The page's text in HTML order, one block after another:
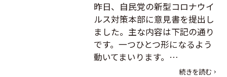
昨日、自民党の新型コロナウイ
ルス対策本部に意見書を提出し
ました。主な内容は下記の通り
です。一つひとつ形になるよう
動いてまいります。…
続きを読む